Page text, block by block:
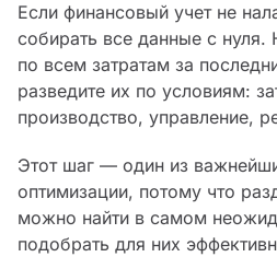
Если финансовый учет не
собирать все данные с
по всем затратам за
разведите их по условиям:
производство, управление,
Этот шаг — один из
оптимизации, потому что
можно найти в самом
подобрать для них